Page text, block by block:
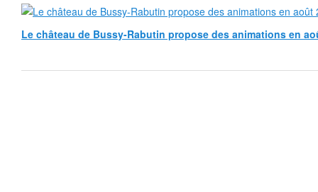
Le château de Bussy-Rabutin propose des animations en